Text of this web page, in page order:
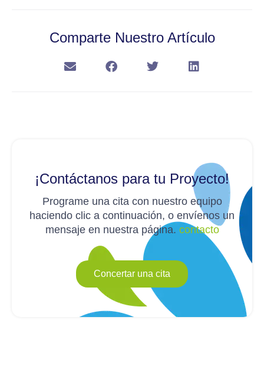
Comparte Nuestro Artículo
¡Contáctanos para tu Proyecto!
Programe una cita con nuestro equipo
haciendo clic a continuación, o envíenos un
mensaje en nuestra página. contacto
Concertar una cita